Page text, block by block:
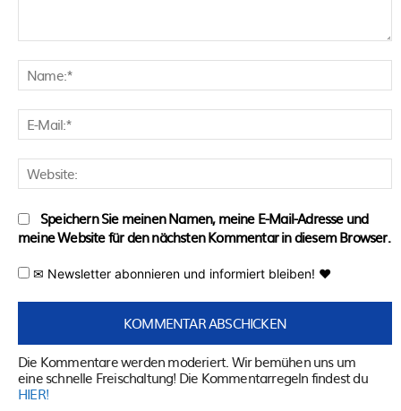
Speichern Sie meinen Namen, meine E-Mail-Adresse und
meine Website für den nächsten Kommentar in diesem Browser.
✉ Newsletter abonnieren und informiert bleiben! ♥
Die Kommentare werden moderiert. Wir bemühen uns um
eine schnelle Freischaltung! Die Kommentarregeln findest du
HIER!